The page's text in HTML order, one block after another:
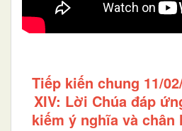
Tiếp kiến chung 11/
XIV: Lời Chúa đáp
kiếm ý nghĩa và chân